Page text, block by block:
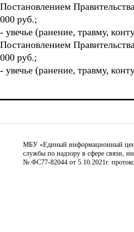
Постановлением
000 руб.;
- увечье (ранение, травму,
Постановлением
000 руб.;
- увечье (ранение, травму,
МБУ «Единый информационный
службы по надзору в сфере связи,
№ ФС77-82044 от 5.10.2021г.